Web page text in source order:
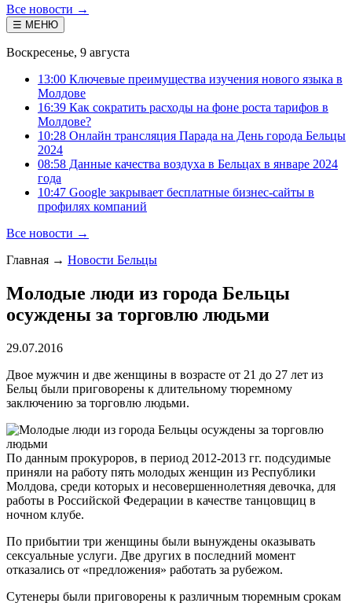
Все новости →
☰ МЕНЮ
Воскресенье, 9 августа
13:00 Ключевые преимущества изучения нового языка в
Молдове
16:39 Как сократить расходы на фоне роста тарифов в
Молдове?
10:28 Онлайн трансляция Парада на День города Бельцы
2024
08:58 Данные качества воздуха в Бельцах в январе 2024
года
10:47 Google закрывает бесплатные бизнес-сайты в
профилях компаний
Все новости →
Главная → Новости Бельцы
Молодые люди из города Бельцы
осуждены за торговлю людьми
29.07.2016
Двое мужчин и две женщины в возрасте от 21 до 27 лет из
Бельц были приговорены к длительному тюремному
заключению за торговлю людьми.
По данным прокуроров, в период 2012-2013 гг. подсудимые
приняли на работу пять молодых женщин из Республики
Молдова, среди которых и несовершеннолетняя девочка, для
работы в Российской Федерации в качестве танцовщиц в
ночном клубе.
По прибытии три женщины были вынуждены оказывать
сексуальные услуги. Две других в последний момент
отказались от «предложения» работать за рубежом.
Сутенеры были приговорены к различным тюремным срокам